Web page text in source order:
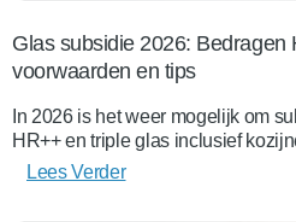
Glas subsidie 2026: Bedragen
voorwaarden en tips
In 2026 is het weer mogelijk om
HR++ en triple glas inclusief
Lees Verder